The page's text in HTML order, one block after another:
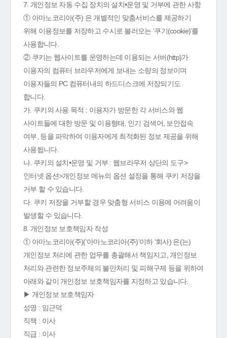
7. 개인정보 자동 수집 장치의 설치•운영 및 거부에 관한 사항
① 아마노코리아(주) 은 개별적인 맞춤서비스를 제공하기
위해 이용정보를 저장하고 수시로 불러오는 ‘쿠기(cookie)’를
사용합니다.
② 쿠키는 웹사이트를 운영하는데 이용되는 서버(http)가
이용자의 컴퓨터 브라우저에게 보내는 소량의 정보이며
이용자들의 PC 컴퓨터내의 하드디스크에 저장되기도
합니다.
가. 쿠키의 사용 목적 : 이용자가 방문한 각 서비스와 웹
사이트들에 대한 방문 및 이용형태, 인기 검색어, 보안접속
여부, 등을 파악하여 이용자에게 최적화된 정보 제공을 위해
사용됩니다.
나. 쿠키의 설치•운영 및 거부 : 웹브라우저 상단의 도구>
인터넷 옵션>개인정보 메뉴의 옵션 설정을 통해 쿠키 저장을
거부 할 수 있습니다.
다. 쿠키 저장을 거부할 경우 맞춤형 서비스 이용에 어려움이
발생할 수 있습니다.
8. 개인정보 보호책임자 작성
① 아마노코리아(주)(‘아마노코리아(주)’이하 ‘회사) 은(는)
개인정보 처리에 관한 업무를 총괄해서 책임지고, 개인정보
처리와 관련한 정보주체의 불만처리 및 피해구제 등을 위하여
아래와 같이 개인정보 보호책임자를 지정하고 있습니다.
▶ 개인정보 보호책임자
성명 : 임근덕
직책 : 이사
직급 : 이사